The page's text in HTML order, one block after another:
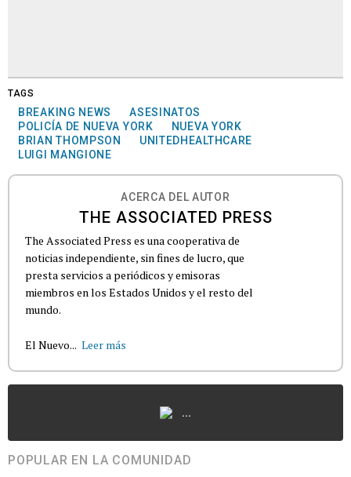
TAGS
BREAKING NEWS
ASESINATOS
POLICÍA DE NUEVA YORK
NUEVA YORK
BRIAN THOMPSON
UNITEDHEALTHCARE
LUIGI MANGIONE
ACERCA DEL AUTOR
THE ASSOCIATED PRESS
The Associated Press es una cooperativa de
noticias independiente, sin fines de lucro, que
presta servicios a periódicos y emisoras
miembros en los Estados Unidos y el resto del
mundo.
El Nuevo... Leer más
...
POPULAR EN LA COMUNIDAD